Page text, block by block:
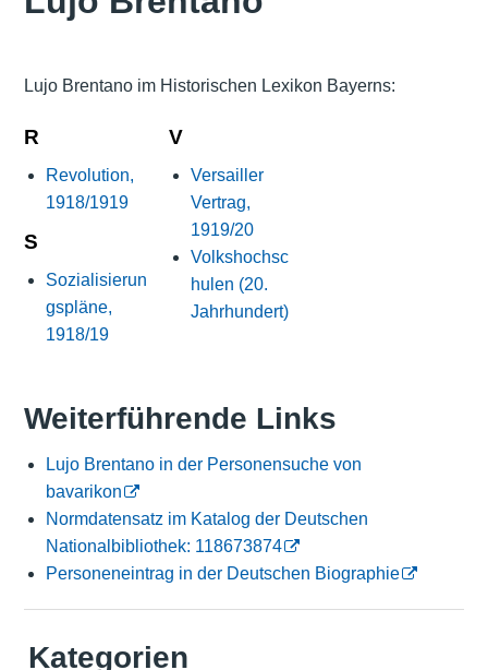
Lujo Brentano im Historischen Lexikon Bayerns:
R
Revolution,
1918/1919
S
Sozialisierun
gspläne,
1918/19
V
Versailler
Vertrag,
1919/20
Volkshochsc
hulen (20.
Jahrhundert)
Weiterführende Links
Lujo Brentano in der Personensuche von
bavarikon
Normdatensatz im Katalog der Deutschen
Nationalbibliothek: 118673874
Personeneintrag in der Deutschen Biographie
Kategorien